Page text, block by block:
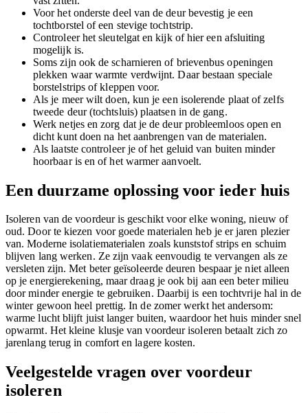
Voor het onderste deel van de deur bevestig je een
tochtborstel of een stevige tochtstrip.
Controleer het sleutelgat en kijk of hier een afsluiting
mogelijk is.
Soms zijn ook de scharnieren of brievenbus openingen
plekken waar warmte verdwijnt. Daar bestaan speciale
borstelstrips of kleppen voor.
Als je meer wilt doen, kun je een isolerende plaat of zelfs
tweede deur (tochtsluis) plaatsen in de gang.
Werk netjes en zorg dat je de deur probleemloos open en
dicht kunt doen na het aanbrengen van de materialen.
Als laatste controleer je of het geluid van buiten minder
hoorbaar is en of het warmer aanvoelt.
Een duurzame oplossing voor ieder huis
Isoleren van de voordeur is geschikt voor elke woning, nieuw of
oud. Door te kiezen voor goede materialen heb je er jaren plezier
van. Moderne isolatiematerialen zoals kunststof strips en schuim
blijven lang werken. Ze zijn vaak eenvoudig te vervangen als ze
versleten zijn. Met beter geïsoleerde deuren bespaar je niet alleen
op je energierekening, maar draag je ook bij aan een beter milieu
door minder energie te gebruiken. Daarbij is een tochtvrije hal in de
winter gewoon heel prettig. In de zomer werkt het andersom:
warme lucht blijft juist langer buiten, waardoor het huis minder snel
opwarmt. Het kleine klusje van voordeur isoleren betaalt zich zo
jarenlang terug in comfort en lagere kosten.
Veelgestelde vragen over voordeur
isoleren